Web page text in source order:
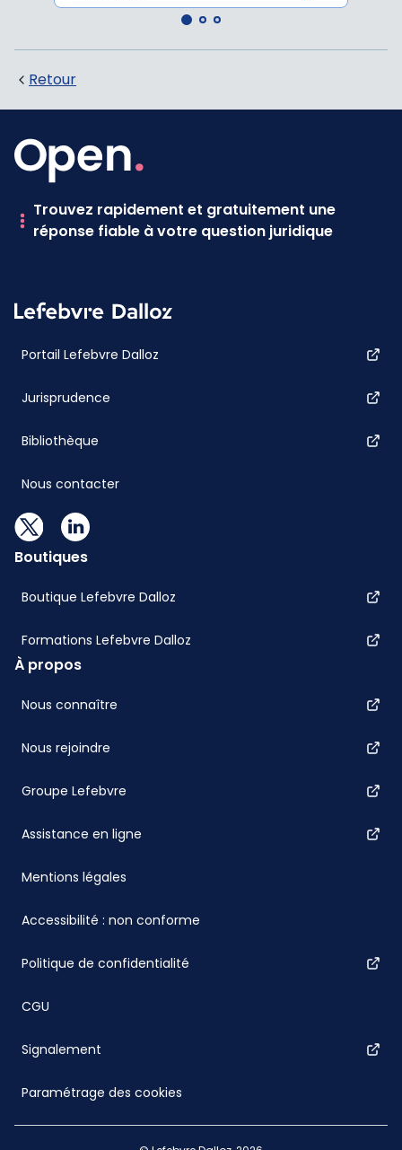
Retour
Trouvez rapidement et gratuitement une
réponse fiable à votre question juridique
Portail Lefebvre Dalloz
Jurisprudence
Bibliothèque
Nous contacter
Boutiques
Boutique Lefebvre Dalloz
Formations Lefebvre Dalloz
À propos
Nous connaître
Nous rejoindre
Groupe Lefebvre
Assistance en ligne
Mentions légales
Accessibilité : non conforme
Politique de confidentialité
CGU
Signalement
Paramétrage des cookies